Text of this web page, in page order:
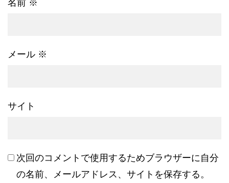
名前 ※
メール ※
サイト
次回のコメントで使用するためブラウザーに自分
の名前、メールアドレス、サイトを保存する。